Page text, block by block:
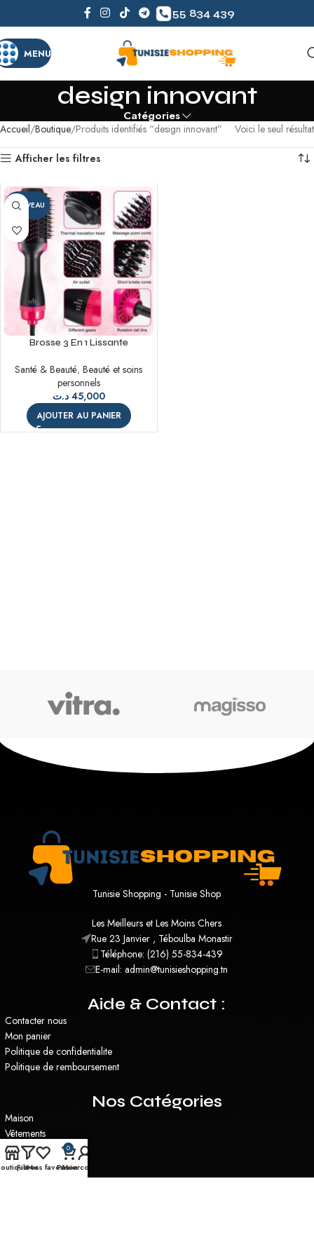
55 834 439
MENU
design innovant
Catégories
Accueil Boutique Produits identifiés “design innovant” Voici le seul résultat
Afficher les filtres
NOUVEAU
Brosse 3 En 1 Lissante
et Séchoir
Santé & Beauté,Beauté et soins
personnels
45,000 د.ت
AJOUTER AU PANIER
Tunisie Shopping - Tunisie Shop
Les Meilleurs et Les Moins Chers
Rue 23 Janvier , Téboulba Monastir
Téléphone: (216) 55-834-439
E-mail: admin@tunisieshopping.tn
Aide & Contact :
Contacter nous
Mon panier
Politique de confidentialite
Politique de remboursement
Nos Catégories
Maison
Vêtements
Santé & Beauté
Plantes Artificielles
FiltresMes favoris
0
Panier
Mon compte